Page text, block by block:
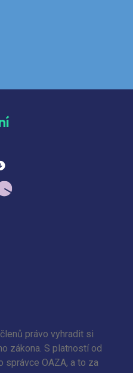
právo vyhradit si
zákona. S platností od
OAZA, a to za